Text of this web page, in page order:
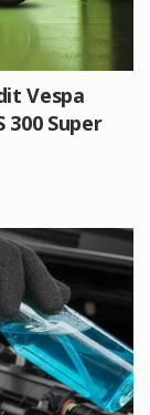
Vespa
300 Super